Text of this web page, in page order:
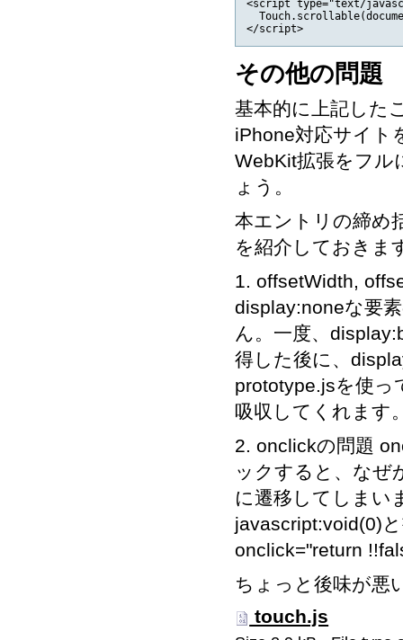
<script type="text/
その他の問題
基本的に上記した
iPhone対応サイト
WebKit拡張をフル
ょう。
本エントリの締め
を紹介しておきま
1. offsetWidth,
display:noneな要
ん。一度、
得した後に、
prototype.jsを使っ
吸収してくれます
2. onclickの問題
ックすると、なぜ
に遷移してしまい
javascript:void(0)
onclick="return
ちょっと後味が悪
touch.js